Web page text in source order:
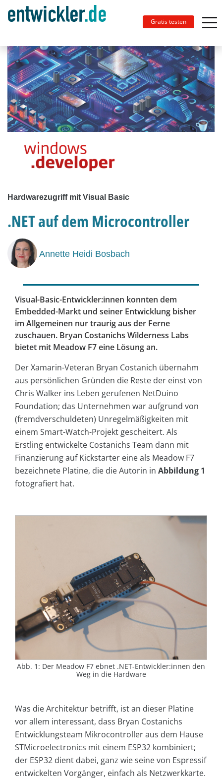
Gratis testen
Hardwarezugriff mit Visual Basic
.NET auf dem Microcontroller
Annette Heidi Bosbach
Visual-Basic-Entwickler:innen konnten dem
Embedded-Markt und seiner Entwicklung bisher
im Allgemeinen nur traurig aus der Ferne
zuschauen. Bryan Costanichs Wilderness Labs
bietet mit Meadow F7 eine Lösung an.
Der Xamarin-Veteran Bryan Costanich übernahm
aus persönlichen Gründen die Reste der einst von
Chris Walker ins Leben gerufenen NetDuino
Foundation; das Unternehmen war aufgrund von
(fremdverschuldeten) Unregelmäßigkeiten mit
einem Smart-Watch-Projekt gescheitert. Als
Erstling entwickelte Costanichs Team dann mit
Finanzierung auf Kickstarter eine als Meadow F7
bezeichnete Platine, die die Autorin in Abbildung 1
fotografiert hat.
Abb. 1: Der Meadow F7 ebnet .NET-Entwickler:innen den
Weg in die Hardware
Was die Architektur betrifft, ist an dieser Platine
vor allem interessant, dass Bryan Costanichs
Entwicklungsteam Mikrocontroller aus dem Hause
STMicroelectronics mit einem ESP32 kombiniert;
der ESP32 dient dabei, ganz wie seine von Espressif
entwickelten Vorgänger, einfach als Netzwerkkarte.